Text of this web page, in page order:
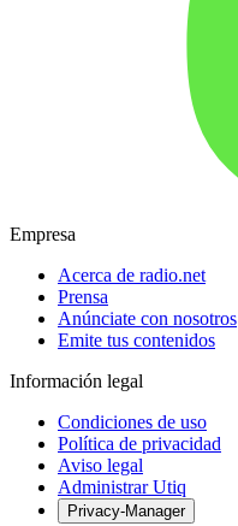
Empresa
Acerca de radio.net
Prensa
Anúnciate con nosotros
Emite tus contenidos
Información legal
Condiciones de uso
Política de privacidad
Aviso legal
Administrar Utiq
Privacy-Manager